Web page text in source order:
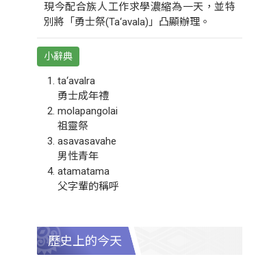
現今配合族人工作求學濃縮為一天，並特
別將「勇士祭(Ta‘avala)」凸顯辦理。
小辭典
ta‘avalra
勇士成年禮
molapangolai
祖靈祭
asavasavahe
男性青年
atamatama
父字輩的稱呼
歷史上的今天